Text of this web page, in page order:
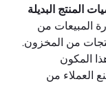
المنتج البديلة
المبيعات من
من المخزون.
المكون
العملاء من